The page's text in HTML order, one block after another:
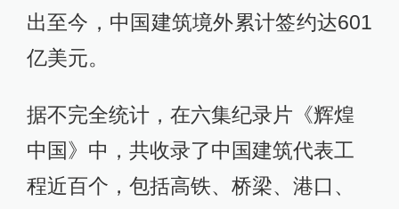
出至今，中国建筑境外累计签约达601
亿美元。
据不完全统计，在六集纪录片《辉煌
中国》中，共收录了中国建筑代表工
程近百个，包括高铁、桥梁、港口、